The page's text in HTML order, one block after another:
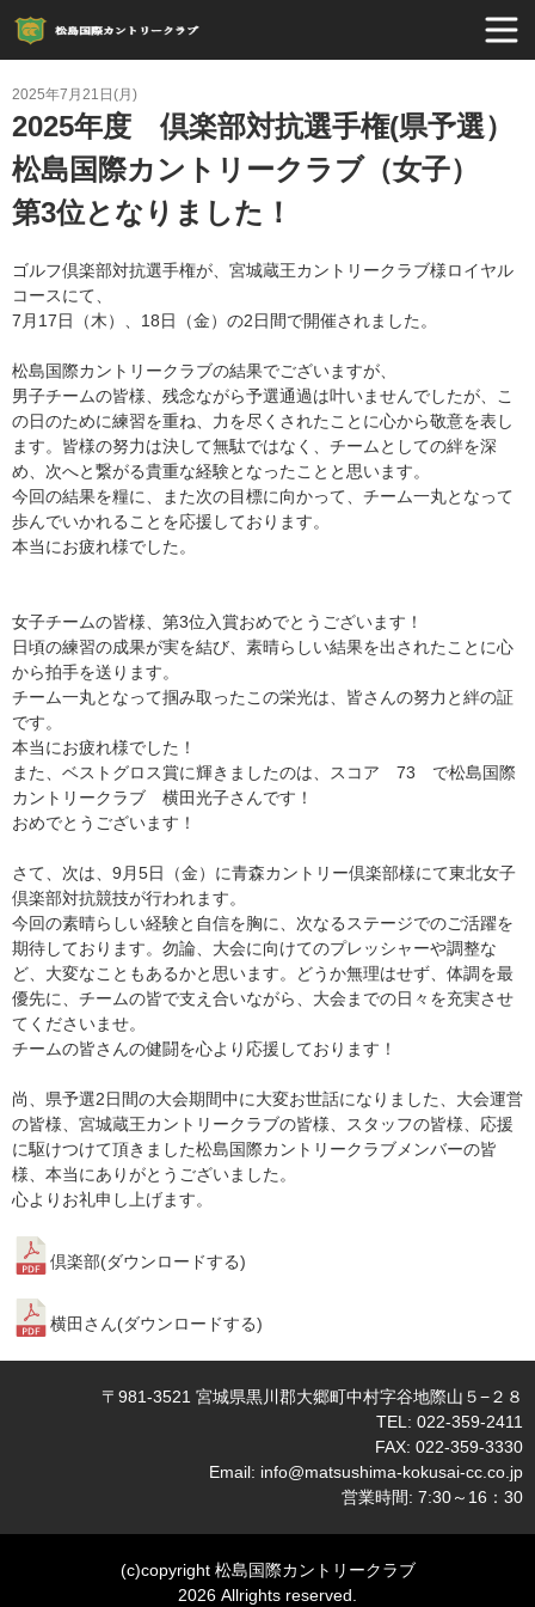
2025年7月21日(月)
2025年度 倶楽部対抗選手権(県予選）
松島国際カントリークラブ（女子）
第3位となりました！
ゴルフ倶楽部対抗選手権が、宮城蔵王カントリークラブ様ロイヤル
コースにて、
7月17日（木）、18日（金）の2日間で開催されました。
松島国際カントリークラブの結果でございますが、
男子チームの皆様、残念ながら予選通過は叶いませんでしたが、こ
の日のために練習を重ね、力を尽くされたことに心から敬意を表し
ます。皆様の努力は決して無駄ではなく、チームとしての絆を深
め、次へと繋がる貴重な経験となったことと思います。
今回の結果を糧に、また次の目標に向かって、チーム一丸となって
歩んでいかれることを応援しております。
本当にお疲れ様でした。
女子チームの皆様、第3位入賞おめでとうございます！
日頃の練習の成果が実を結び、素晴らしい結果を出されたことに心
から拍手を送ります。
チーム一丸となって掴み取ったこの栄光は、皆さんの努力と絆の証
です。
本当にお疲れ様でした！
また、ベストグロス賞に輝きましたのは、スコア 73 で松島国際
カントリークラブ 横田光子さんです！
おめでとうございます！
さて、次は、9月5日（金）に青森カントリー倶楽部様にて東北女子
倶楽部対抗競技が行われます。
今回の素晴らしい経験と自信を胸に、次なるステージでのご活躍を
期待しております。勿論、大会に向けてのプレッシャーや調整な
ど、大変なこともあるかと思います。どうか無理はせず、体調を最
優先に、チームの皆で支え合いながら、大会までの日々を充実させ
てくださいませ。
チームの皆さんの健闘を心より応援しております！
尚、県予選2日間の大会期間中に大変お世話になりました、大会運営
の皆様、宮城蔵王カントリークラブの皆様、スタッフの皆様、応援
に駆けつけて頂きました松島国際カントリークラブメンバーの皆
様、本当にありがとうございました。
心よりお礼申し上げます。
倶楽部(ダウンロードする)
横田さん(ダウンロードする)
〒981-3521 宮城県黒川郡大郷町中村字谷地際山５−２８
TEL: 022-359-2411
FAX: 022-359-3330
Email: info@matsushima-kokusai-cc.co.jp
営業時間: 7:30～16：30
(c)copyright 松島国際カントリークラブ
2026 Allrights reserved.